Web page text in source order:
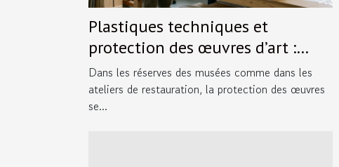
Plastiques techniques et
protection des œuvres d’art :
l’allié invisible
Dans les réserves des musées comme dans les
ateliers de restauration, la protection des œuvres
se...